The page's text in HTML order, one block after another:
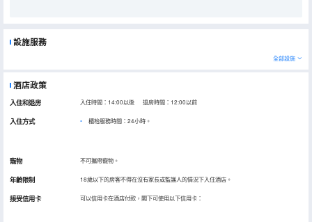
設施服務
全部設施
酒店政策
入住和退房 入住時間：14:00以後 退房時間：12:00以前
入住方式 櫃枱服務時間：24小時。
寵物 不可攜帶寵物。
年齡限制 18歲以下的房客不得在沒有家長或監護人的情況下入住酒店。
接受信用卡 可以信用卡在酒店付款，閣下可使用以下信用卡：